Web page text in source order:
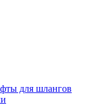
для шлангов